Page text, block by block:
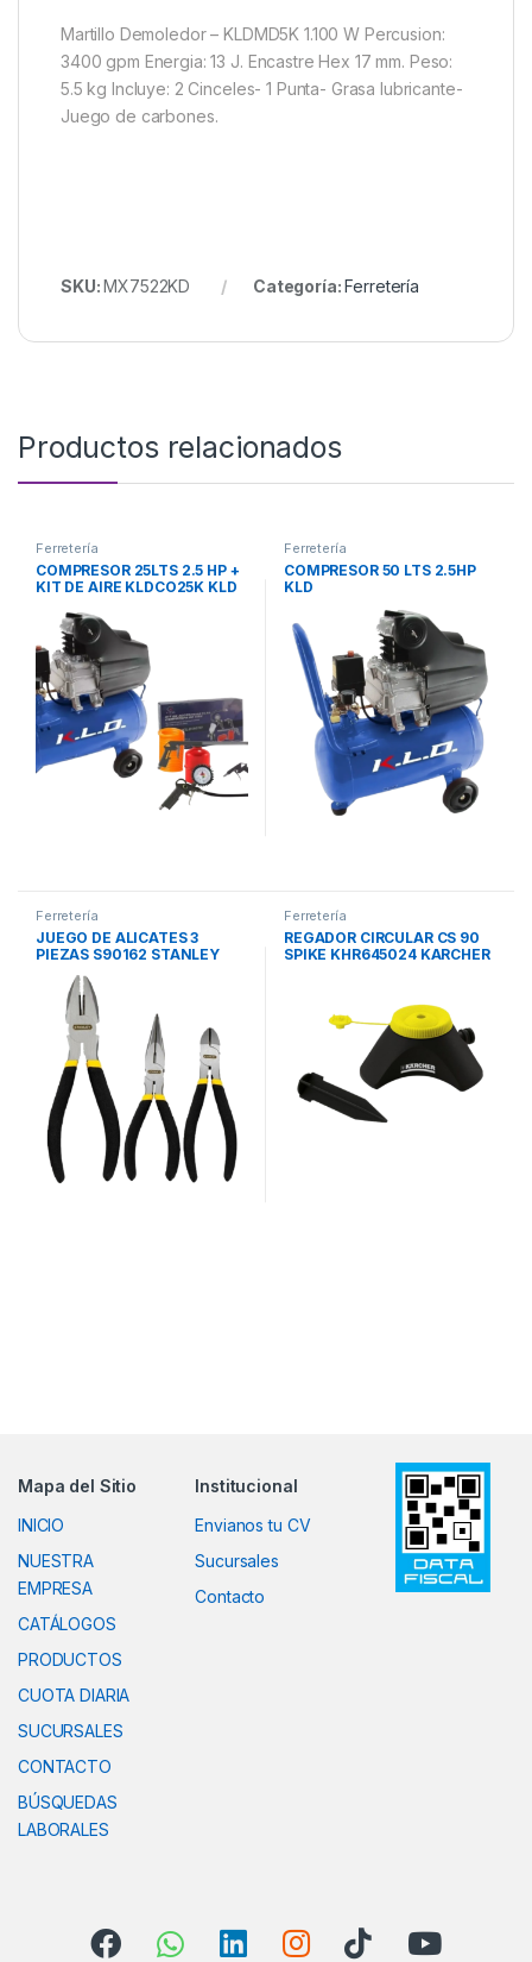
Martillo Demoledor – KLDMD5K 1.100 W Percusion:
3400 gpm Energia: 13 J. Encastre Hex 17 mm. Peso:
5.5 kg Incluye: 2 Cinceles- 1 Punta- Grasa lubricante-
Juego de carbones.
SKU:MX7522KD Categoría:Ferretería
Productos relacionados
Ferretería
COMPRESOR 25LTS 2.5 HP +
KIT DE AIRE KLDCO25K KLD
Ferretería
COMPRESOR 50 LTS 2.5HP
KLD
Ferretería
JUEGO DE ALICATES 3
PIEZAS S90162 STANLEY
Ferretería
REGADOR CIRCULAR CS 90
SPIKE KHR645024 KARCHER
Mapa del Sitio
INICIO
NUESTRA
EMPRESA
CATÁLOGOS
PRODUCTOS
CUOTA DIARIA
SUCURSALES
CONTACTO
BÚSQUEDAS
LABORALES
Institucional
Envianos tu CV
Sucursales
Contacto